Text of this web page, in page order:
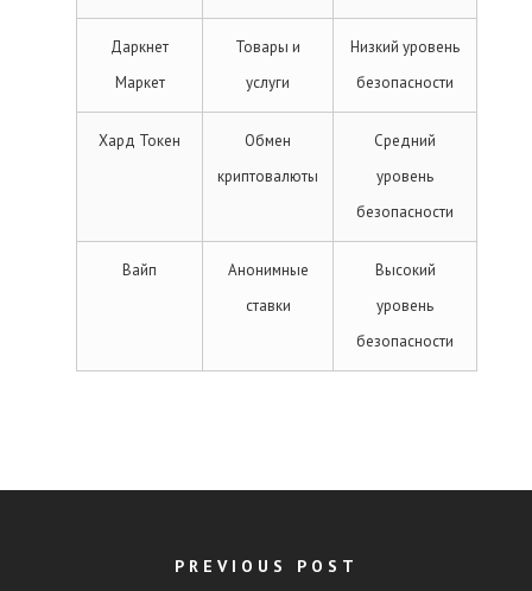
Даркнет
Маркет
Товары и
услуги
Низкий уровень
безопасности
Хард Токен
Обмен
криптовалюты
Средний
уровень
безопасности
Вайп
Анонимные
ставки
Высокий
уровень
безопасности
PREVIOUS POST